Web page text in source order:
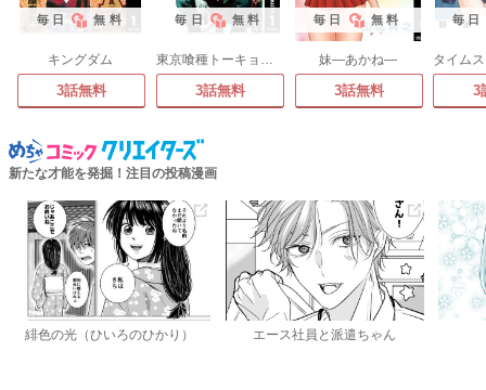
毎日 無料
キングダム
3話無料
毎日 無料
東京喰種トーキョーグール
3話無料
毎日 無料
妹―あかね―
3話無料
毎日
3
新たな才能を発掘！注目の投稿漫画
緋色の光（ひいろのひかり） エース社員と派遣ちゃん